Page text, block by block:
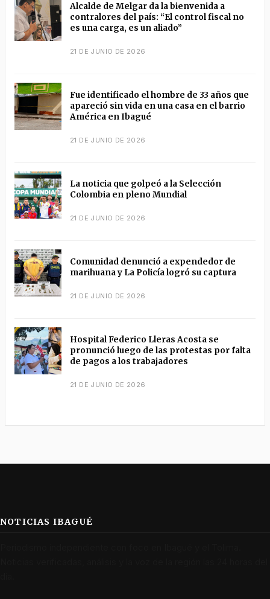
Alcalde de Melgar da la bienvenida a
contralores del país: “El control fiscal no
es una carga, es un aliado”
21 DE JUNIO DE 2026
Fue identificado el hombre de 33 años que
apareció sin vida en una casa en el barrio
América en Ibagué
21 DE JUNIO DE 2026
La noticia que golpeó a la Selección
Colombia en pleno Mundial
21 DE JUNIO DE 2026
Comunidad denunció a expendedor de
marihuana y La Policía logró su captura
21 DE JUNIO DE 2026
Hospital Federico Lleras Acosta se
pronunció luego de las protestas por falta
de pagos a los trabajadores
21 DE JUNIO DE 2026
NOTICIAS IBAGUÉ